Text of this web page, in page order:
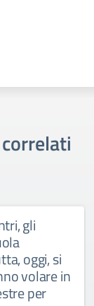
gli
oggi, si
volare in
per